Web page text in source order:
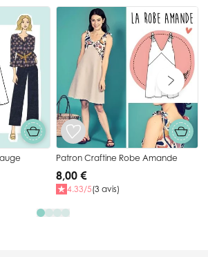
Patron Craftine Robe Amande
8,00 €
4.33/5(3 avis)